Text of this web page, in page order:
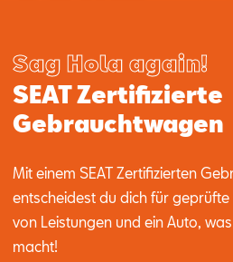
Sag Hola again!
SEAT Zertifizierte
Gebrauchtwagen
Mit einem SEAT Zertifizierten
entscheidest du dich für
von Leistungen und ein Auto,
macht!